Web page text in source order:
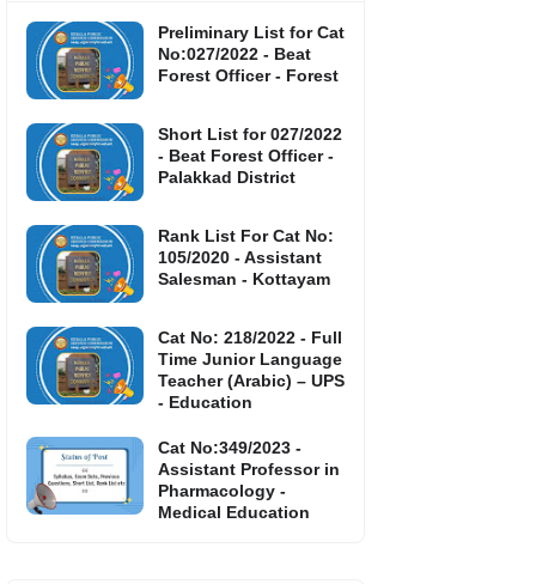
Preliminary List for Cat
No:027/2022 - Beat
Forest Officer - Forest
Short List for 027/2022
- Beat Forest Officer -
Palakkad District
Rank List For Cat No:
105/2020 - Assistant
Salesman - Kottayam
Cat No: 218/2022 - Full
Time Junior Language
Teacher (Arabic) – UPS
- Education
Cat No:349/2023 -
Assistant Professor in
Pharmacology -
Medical Education